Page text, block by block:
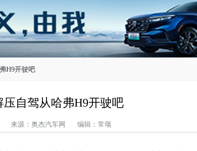
H9开驶吧
自驾从哈弗H9开驶吧
来源：奥杰汽车网 编辑：常颂